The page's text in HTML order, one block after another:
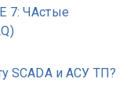
7: ЧАстые
SCADA и АСУ ТП?